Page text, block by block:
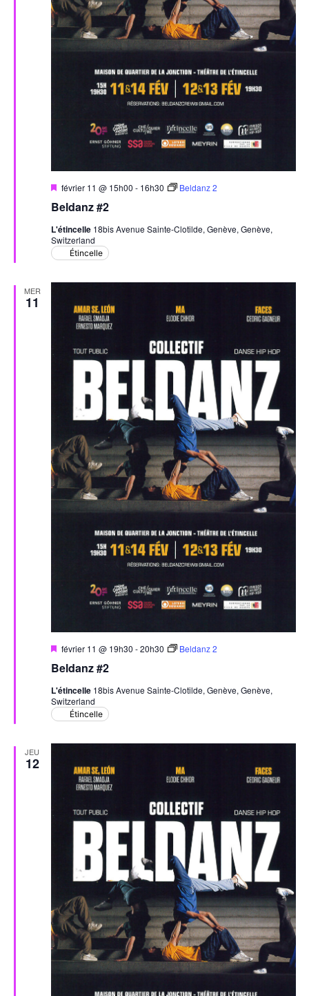
Beldanz #2
Mis
avant
février 11 @ 15h00 - 16h30 Beldanz 2
L'étincelle 18bis Avenue Sainte-Clotilde, Genève, Genève,
Switzerland
Étincelle
MER
11
Beldanz #2
Mis
avant
février 11 @ 19h30 -20h30 Beldanz 2
L'étincelle 18bis Avenue Sainte-Clotilde, Genève, Genève,
Switzerland
Étincelle
JEU
12